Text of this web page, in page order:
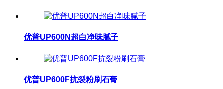
优普UP600N超白净味腻子
优普UP600F抗裂粉刷石膏